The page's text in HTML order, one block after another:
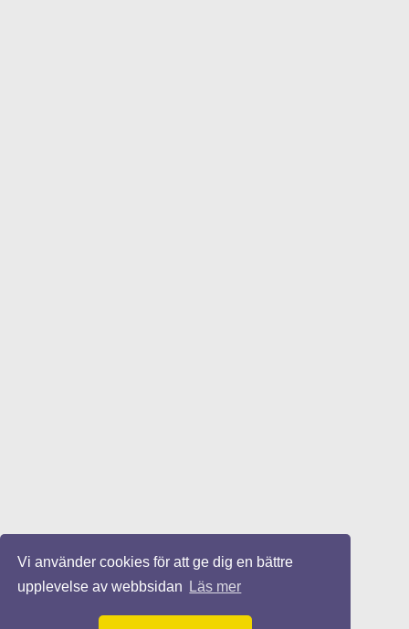
Vi använder cookies för att ge dig en bättre
upplevelse av webbsidan
Läs mer